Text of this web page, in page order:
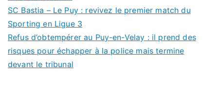
SC Bastia – Le Puy : revivez le premier match du
Sporting en Ligue 3
Refus d’obtempérer au Puy-en-Velay : il prend des
risques pour échapper à la police mais termine
devant le tribunal